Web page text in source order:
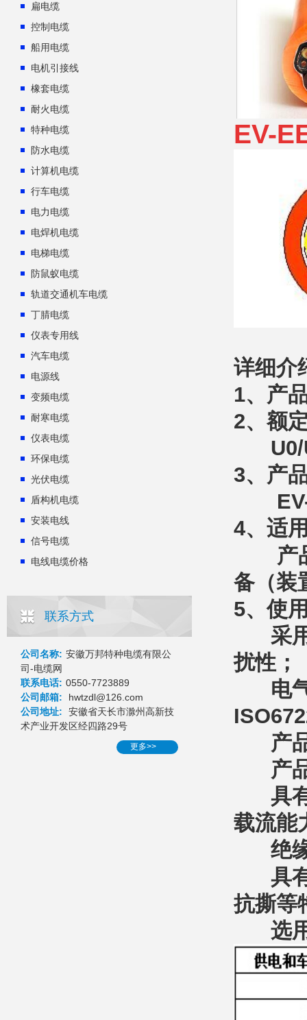
扁电缆
控制电缆
船用电缆
电机引接线
橡套电缆
耐火电缆
特种电缆
防水电缆
计算机电缆
行车电缆
电力电缆
电焊机电缆
电梯电缆
防鼠蚁电缆
轨道交通机车电缆
丁腈电缆
仪表专用线
汽车电缆
电源线
变频电缆
耐寒电缆
仪表电缆
环保电缆
光伏电缆
盾构机电缆
安装电线
信号电缆
电线电缆价格
联系方式
公司名称: 安徽万邦特种电缆有限公
司-电缆网
联系电话: 0550-7723889
公司邮箱:
hwtzdl@126.com
公司地址:
安徽省天长市滁州高新技
术产业开发区经四路29号
更多>>
EV-
详细介
1、产
2、额
U0/U
3、产
EV-
4、适
产品
备（装
5、使
采用
扰性；
电气
产品
产品
具有
载流能
绝缘
具有
抗撕等
选用